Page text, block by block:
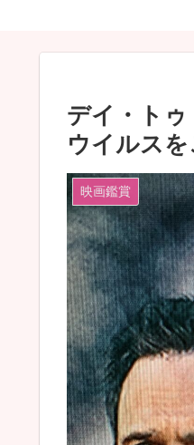
デイ・トゥ
ウイルス
映画鑑賞